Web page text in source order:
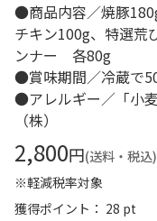
●商品内容／焼豚
チキン100g、特選荒
ンナー 各80g
●賞味期間／冷蔵で
●アレルギー／「小
（株）
2,800円(送料・税込)
※軽減税率対象
獲得ポイント： 28 pt